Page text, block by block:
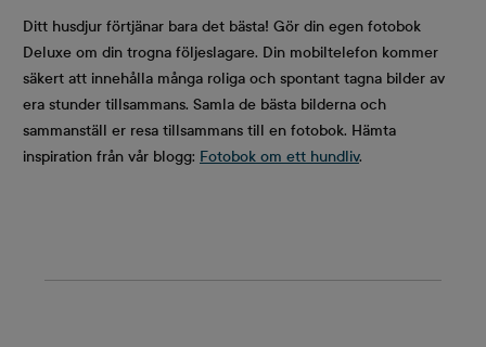
Ditt husdjur förtjänar bara det bästa! Gör din egen fotobok
Deluxe om din trogna följeslagare. Din mobiltelefon kommer
säkert att innehålla många roliga och spontant tagna bilder av
era stunder tillsammans. Samla de bästa bilderna och
sammanställ er resa tillsammans till en fotobok. Hämta
inspiration från vår blogg: Fotobok om ett hundliv.